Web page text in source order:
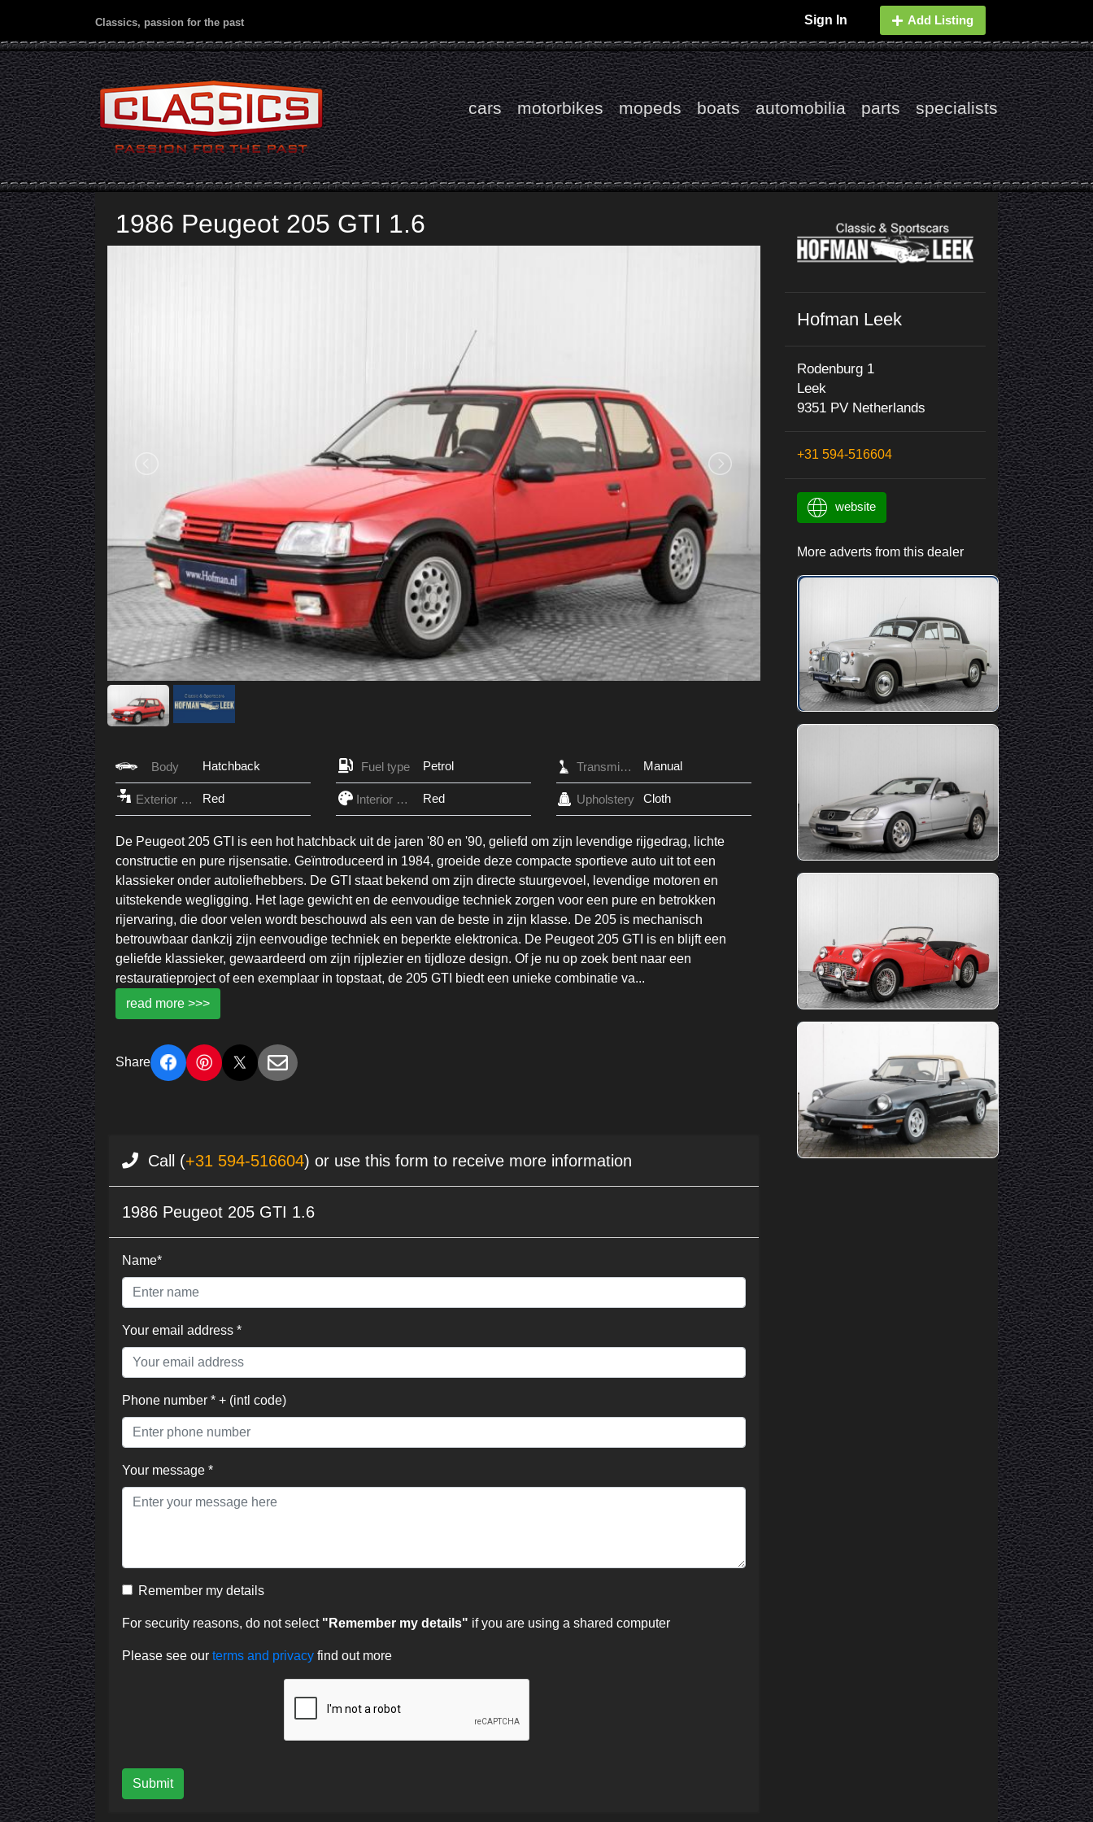
Classics, passion for the past Sign In Add Listing
cars motorbikes mopeds boats automobilia parts specialists
1986 Peugeot 205 GTI 1.6
Body Hatchback Fuel type Petrol Transmission Manual
Exterior Color Red Interior Color Red Upholstery Cloth
De Peugeot 205 GTI is een hot hatchback uit de jaren '80 en '90, geliefd om zijn levendige rijgedrag, lichte
constructie en pure rijsensatie. Geïntroduceerd in 1984, groeide deze compacte sportieve auto uit tot een
klassieker onder autoliefhebbers. De GTI staat bekend om zijn directe stuurgevoel, levendige motoren en
uitstekende wegligging. Het lage gewicht en de eenvoudige techniek zorgen voor een pure en betrokken
rijervaring, die door velen wordt beschouwd als een van de beste in zijn klasse. De 205 is mechanisch
betrouwbaar dankzij zijn eenvoudige techniek en beperkte elektronica. De Peugeot 205 GTI is en blijft een
geliefde klassieker, gewaardeerd om zijn rijplezier en tijdloze design. Of je nu op zoek bent naar een
restauratieproject of een exemplaar in topstaat, de 205 GTI biedt een unieke combinatie va...
read more >>>
Share
Call (+31 594-516604) or use this form to receive more information
1986 Peugeot 205 GTI 1.6
Name*
Your email address *
Phone number * + (intl code)
Your message *
Remember my details
For security reasons, do not select "Remember my details" if you are using a shared computer
Please see our terms and privacy find out more
Submit
Hofman Leek
Rodenburg 1
Leek
9351 PV Netherlands
+31 594-516604
website
More adverts from this dealer